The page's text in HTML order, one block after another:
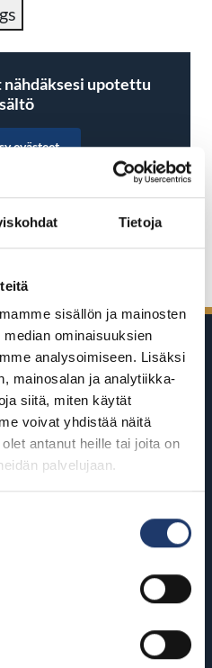
Tietoja
sisällön ja mainosten
ominaisuuksien
analysoimiseen. Lisäksi
mainosalan ja analytiikka-
siitä, miten käytät
voivat yhdistää näitä
antanut heille tai joita on
palvelujaan.
upotettu
evästeet
Twitterissä
Jaa LinkedInissäJaa WhatsAppissa